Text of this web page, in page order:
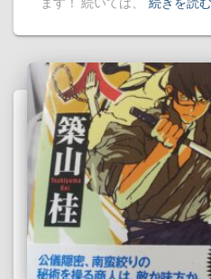
ます！ 続いては、
続きを読む